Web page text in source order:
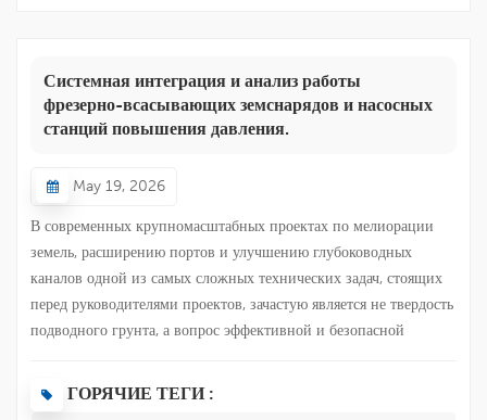
Системная интеграция и анализ работы
фрезерно-всасывающих земснарядов и насосных
станций повышения давления.
May 19, 2026
В современных крупномасштабных проектах по мелиорации
земель, расширению портов и улучшению глубоководных
каналов одной из самых сложных технических задач, стоящих
перед руководителями проектов, зачастую является не твердость
подводного грунта, а вопрос эффективной и безопасной
ГОРЯЧИЕ ТЕГИ :